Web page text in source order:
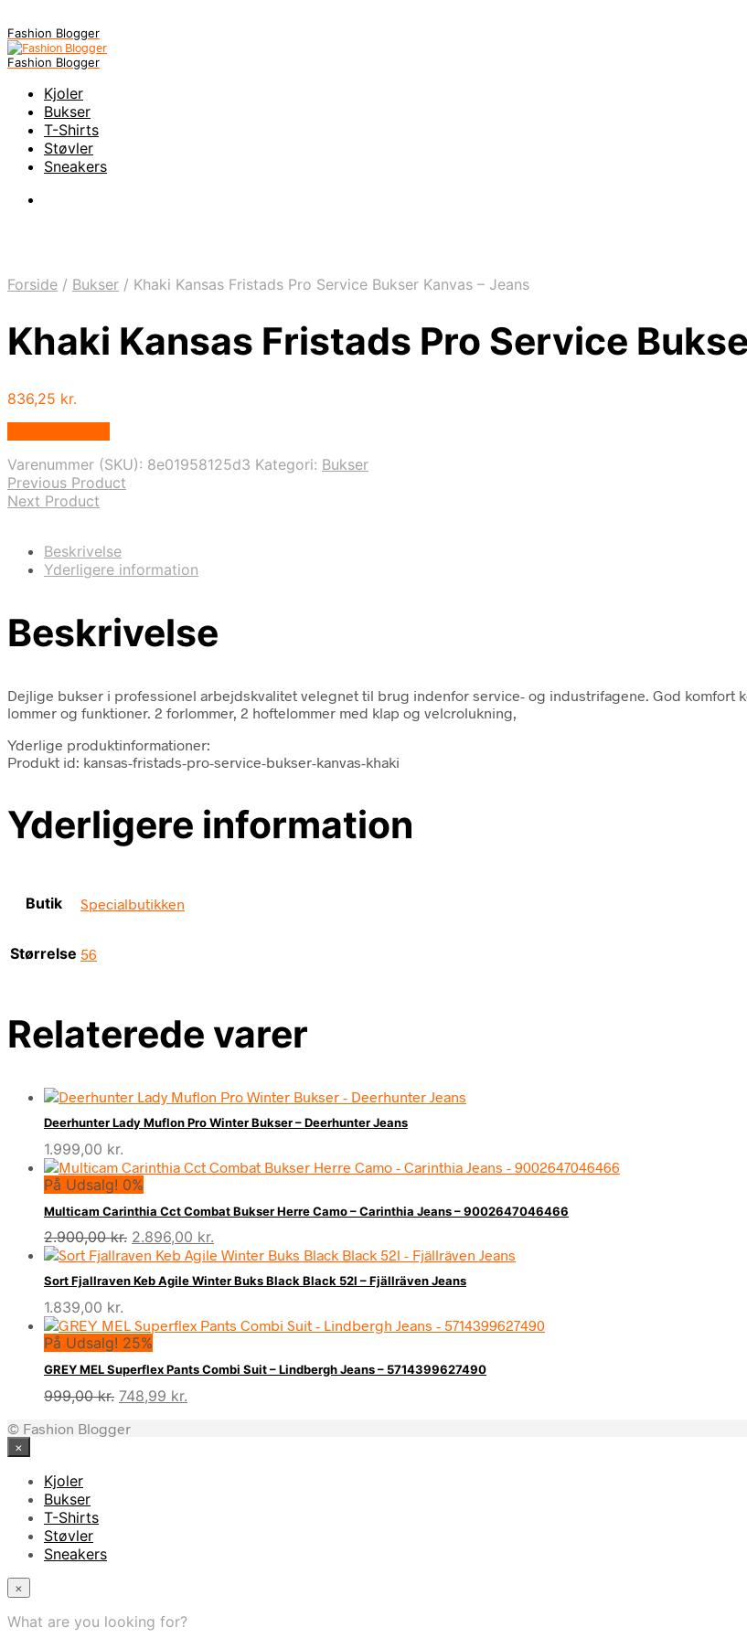
Fashion Blogger
Fashion Blogger
Kjoler
Bukser
T-Shirts
Støvler
Sneakers
Forside / Bukser / Khaki Kansas Fristads Pro Service Bukser Kanvas – Jeans
Khaki Kansas Fristads Pro Service
836,25 kr.
Varenummer (SKU): 8e01958125d3 Kategori: Bukser
Previous Product
Next Product
Beskrivelse
Yderligere information
Beskrivelse
Dejlige bukser i professionel arbejdskvalitet velegnet til brug indenfor service- og industrifagene. God komfort
lommer og funktioner. 2 forlommer, 2 hoftelommer med klap og velcrolukning,
Yderlige produktinformationer:
Produkt id: kansas-fristads-pro-service-bukser-kanvas-khaki
Yderligere information
Butik Specialbutikken
Størrelse 56
Relaterede varer
Deerhunter Lady Muflon Pro Winter Bukser – Deerhunter Jeans
1.999,00 kr.
På Udsalg! 0%
Multicam Carinthia Cct Combat Bukser Herre Camo – Carinthia Jeans – 9002647046466
2.900,00kr. Den
oprindelige
pris
var:
2.896,00 kr.
aktuelle
pris
er:
Sort Fjallraven Keb Agile Winter Buks Black Black 52l – Fjällräven Jeans
1.839,00 kr.
På Udsalg! 25%
GREY MEL Superflex Pants Combi Suit – Lindbergh Jeans – 5714399627490
999,00kr. Den
pris
748,99 kr.
© Fashion Blogger
×
Kjoler
Bukser
T-Shirts
Støvler
Sneakers
×
What are you looking for?